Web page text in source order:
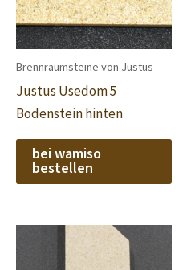
Brennraumsteine von Justus
Justus Usedom 5
Bodenstein hinten
bei wamiso
bestellen